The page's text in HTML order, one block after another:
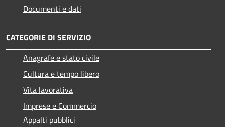
Documenti e dati
CATEGORIE DI SERVIZIO
Anagrafe e stato civile
Cultura e tempo libero
Vita lavorativa
Imprese e Commercio
Appalti pubblici